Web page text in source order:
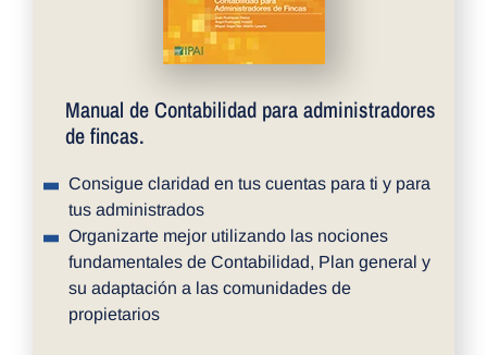
Manual de Contabilidad para administradores
de fincas.
Consigue claridad en tus cuentas para ti y para
tus administrados
Organizarte mejor utilizando las nociones
fundamentales de Contabilidad, Plan general y
su adaptación a las comunidades de
propietarios